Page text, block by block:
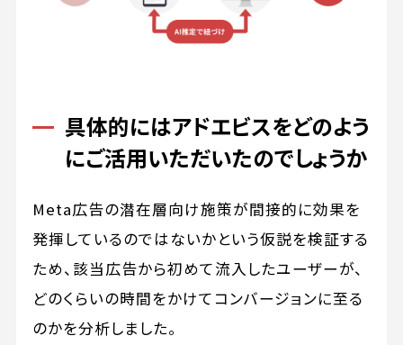
具体的にはアドエビスをどのよう
にご活用いただいたのでしょうか
Meta広告の潜在層向け施策が間接的に効果を
発揮しているのではないかという仮説を検証する
ため、該当広告から初めて流入したユーザーが、
どのくらいの時間をかけてコンバージョンに至る
のかを分析しました。